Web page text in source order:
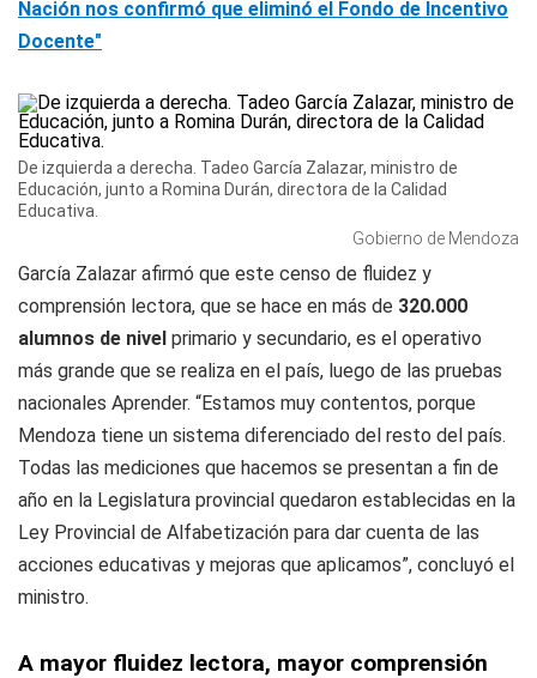
Nación nos confirmó que eliminó el Fondo de Incentivo
Docente"
De izquierda a derecha. Tadeo García Zalazar, ministro de
Educación, junto a Romina Durán, directora de la Calidad
Educativa.
Gobierno de Mendoza
García Zalazar afirmó que este censo de fluidez y
comprensión lectora, que se hace en más de 320.000
alumnos de nivel primario y secundario, es el operativo
más grande que se realiza en el país, luego de las pruebas
nacionales Aprender. “Estamos muy contentos, porque
Mendoza tiene un sistema diferenciado del resto del país.
Todas las mediciones que hacemos se presentan a fin de
año en la Legislatura provincial quedaron establecidas en la
Ley Provincial de Alfabetización para dar cuenta de las
acciones educativas y mejoras que aplicamos”, concluyó el
ministro.
A mayor fluidez lectora, mayor comprensión